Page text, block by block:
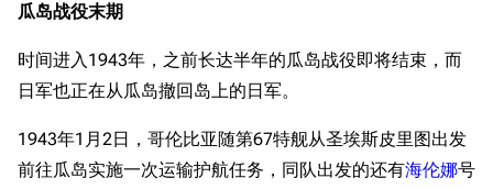
瓜岛战役末期
时间进入1943年，之前长达半年的瓜岛战役即将结束，而
日军也正在从瓜岛撤回岛上的日军。
1943年1月2日，哥伦比亚随第67特舰从圣埃斯皮里图出发
前往瓜岛实施一次运输护航任务，同队出发的还有海伦娜号